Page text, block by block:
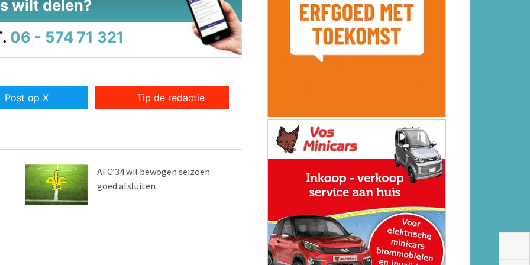
wilt delen?
06 - 574 71 321
Post op X Tip de redactie
AFC’34 wil bewogen seizoen
goed afsluiten